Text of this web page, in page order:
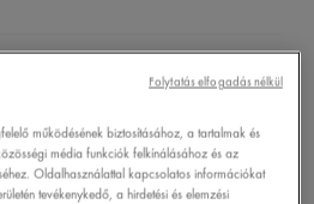
működésének biztosításához, a tartalmak és
média funkciók felkínálásához és az
Oldalhasználattal kapcsolatos információkat
tevékenykedő, a hirdetési és elemzési
Folytatás elfogadás nélkül